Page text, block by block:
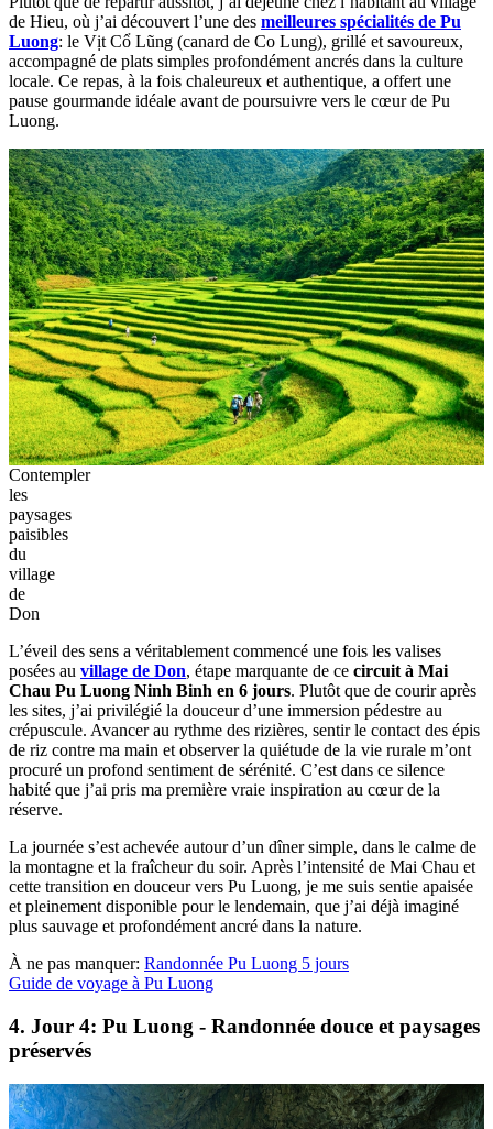
de Hieu, où j’ai découvert l’une des meilleures spécialités de Pu
Luong: le Vịt Cổ Lũng (canard de Co Lung), grillé et savoureux,
accompagné de plats simples profondément ancrés dans la culture
locale. Ce repas, à la fois chaleureux et authentique, a offert une
pause gourmande idéale avant de poursuivre vers le cœur de Pu
Luong.
Contempler
les
paysages
paisibles
du
village
de
Don
L’éveil des sens a véritablement commencé une fois les valises
posées au village de Don, étape marquante de ce circuit à Mai
Chau Pu Luong Ninh Binh en 6 jours. Plutôt que de courir après
les sites, j’ai privilégié la douceur d’une immersion pédestre au
crépuscule. Avancer au rythme des rizières, sentir le contact des épis
de riz contre ma main et observer la quiétude de la vie rurale m’ont
procuré un profond sentiment de sérénité. C’est dans ce silence
habité que j’ai pris ma première vraie inspiration au cœur de la
réserve.
La journée s’est achevée autour d’un dîner simple, dans le calme de
la montagne et la fraîcheur du soir. Après l’intensité de Mai Chau et
cette transition en douceur vers Pu Luong, je me suis sentie apaisée
et pleinement disponible pour le lendemain, que j’ai déjà imaginé
plus sauvage et profondément ancré dans la nature.
À ne pas manquer: Randonnée Pu Luong 5 jours
Guide de voyage à Pu Luong
4. Jour 4: Pu Luong - Randonnée douce et paysages
préservés